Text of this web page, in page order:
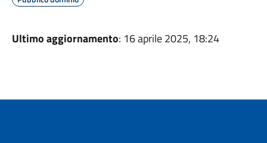
Ultimo aggiornamento: 16 aprile 2025, 18:24